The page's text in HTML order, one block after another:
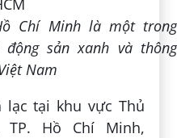
Chí Minh là một trong
sản xanh và thông
Nam
lạc tại khu vực Thủ
TP. Hồ Chí Minh,